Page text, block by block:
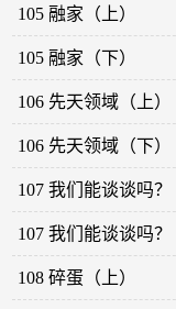
105 融家（上）
105 融家（下）
106 先天领域（上）
106 先天领域（下）
107 我们能谈谈吗？
107 我们能谈谈吗？
108 碎蛋（上）